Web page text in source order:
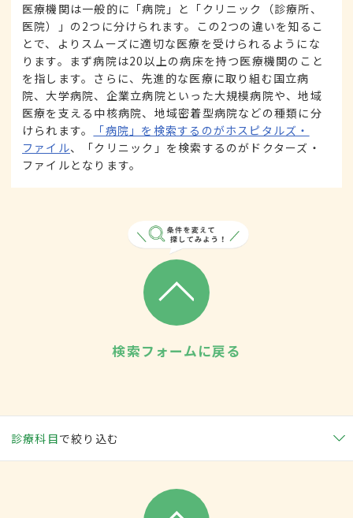
医療機関は一般的に「病院」と「クリニック（診療所、
医院）」の2つに分けられます。この2つの違いを知るこ
とで、よりスムーズに適切な医療を受けられるようにな
ります。まず病院は20以上の病床を持つ医療機関のこと
を指します。さらに、先進的な医療に取り組む国立病
院、大学病院、企業立病院といった大規模病院や、地域
医療を支える中核病院、地域密着型病院などの種類に分
けられます。
「病院」を検索するのがホスピタルズ・
ファイル、「クリニック」を検索するのがドクターズ・
ファイルとなります。
検索フォームに戻る
診療科目で絞り込む